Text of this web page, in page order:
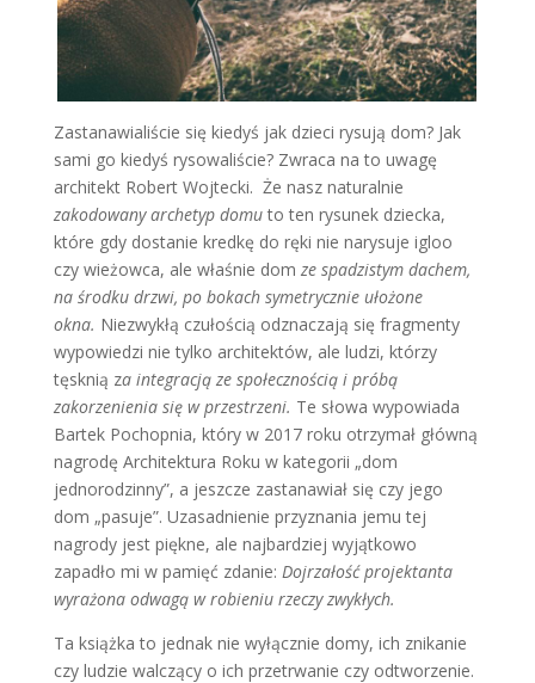
Zastanawialiście się kiedyś jak dzieci rysują dom? Jak
sami go kiedyś rysowaliście? Zwraca na to uwagę
architekt Robert Wojtecki. Że nasz naturalnie
zakodowany archetyp domuto ten rysunek dziecka,
które gdy dostanie kredkę do ręki nie narysuje igloo
czy wieżowca, ale właśnie dom ze spadzistym dachem,
na środku drzwi, po bokach symetrycznie ułożone
okna. Niezwykłą czułością odznaczają się fragmenty
wypowiedzi nie tylko architektów, ale ludzi, którzy
tęsknią za integracją ze społecznością i próbą
zakorzenienia się w przestrzeni. Te słowa wypowiada
Bartek Pochopnia, który w 2017 roku otrzymał główną
nagrodę Architektura Roku w kategorii „dom
jednorodzinny”, a jeszcze zastanawiał się czy jego
dom „pasuje”. Uzasadnienie przyznania jemu tej
nagrody jest piękne, ale najbardziej wyjątkowo
zapadło mi w pamięć zdanie: Dojrzałość projektanta
wyrażona odwagą w robieniu rzeczy zwykłych.
Ta książka to jednak nie wyłącznie domy, ich znikanie
czy ludzie walczący o ich przetrwanie czy odtworzenie.